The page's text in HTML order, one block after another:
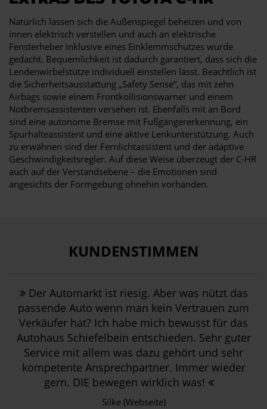
Natürlich lassen sich die Außenspiegel beheizen und von
innen elektrisch verstellen und auch an elektrische
Fensterheber inklusive eines Einklemmschutzes wurde
gedacht. Bequemlichkeit ist dadurch garantiert, dass sich die
Lendenwirbelstütze individuell einstellen lässt. Beachtlich ist
die Sicherheitsausstattung „Safety Sense“, das mit zehn
Airbags sowie einem Frontkollisionswarner und einem
Notbremsassistenten versehen ist. Ebenfalls mit an Bord
sind eine autonome Bremse mit Fußgängererkennung, ein
Spurhalteassistent und eine aktive Lenkunterstützung. Auch
zu erwähnen sind der Fernlichtassistent und der adaptive
Geschwindigkeitsregler. Auf diese Weise überzeugt der C-HR
auch auf der Verstandsebene – die Emotionen sind
angesichts der Formgebung ohnehin vorhanden.
KUNDENSTIMMEN
Der Automarkt ist riesig. Aber was nützt das
passende Auto wenn man kein Vertrauen zum
Verkäufer hat? Ich habe mich bewusst für das
Autohaus Schiefelbein entschieden. Sehr guter
Service mit allem was dazu gehört und sehr
kompetente Ansprechpartner. Immer wieder
gern. DIE bewegen wirklich was!
Silke (Webseite)